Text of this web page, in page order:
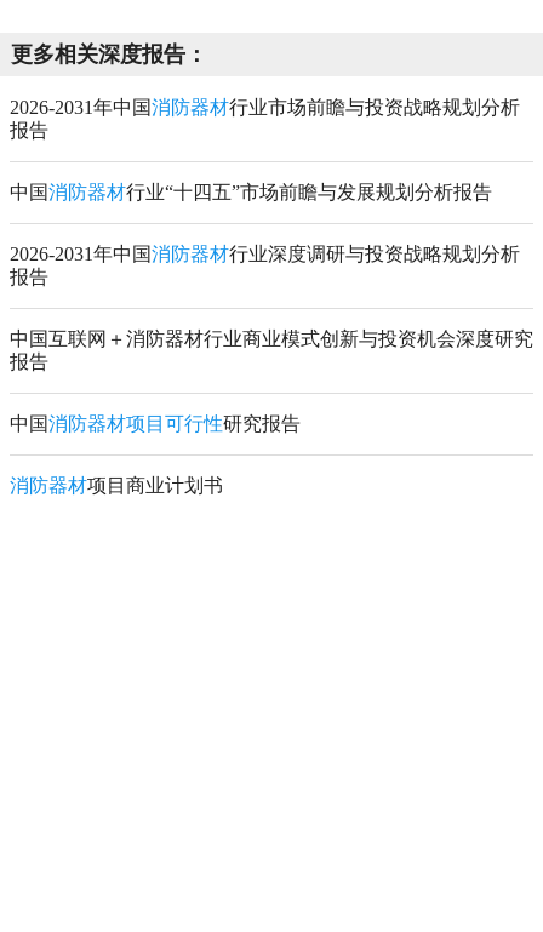
更多相关深度报告：
2026-2031年中国消防器材行业市场前瞻与投资战略规划分析
报告
中国消防器材行业“十四五”市场前瞻与发展规划分析报告
2026-2031年中国消防器材行业深度调研与投资战略规划分析
报告
中国互联网＋消防器材行业商业模式创新与投资机会深度研究
报告
中国消防器材项目可行性研究报告
消防器材项目商业计划书